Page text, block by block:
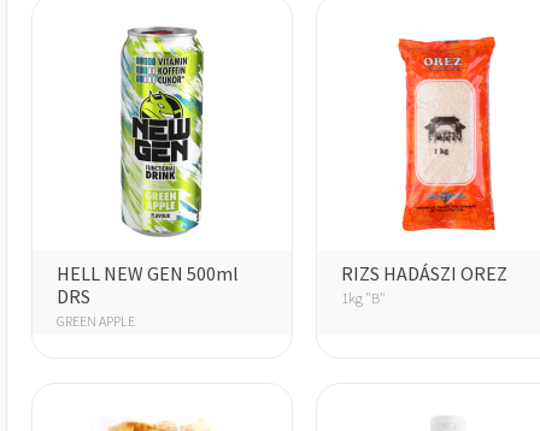
HELL NEW GEN 500ml
DRS
GREEN APPLE
RIZS HADÁSZI OREZ
1kg "B"